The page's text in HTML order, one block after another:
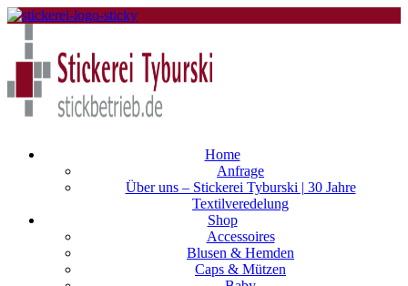
Home
Anfrage
Über uns – Stickerei Tyburski | 30 Jahre
Textilveredelung
Shop
Accessoires
Blusen & Hemden
Caps & Mützen